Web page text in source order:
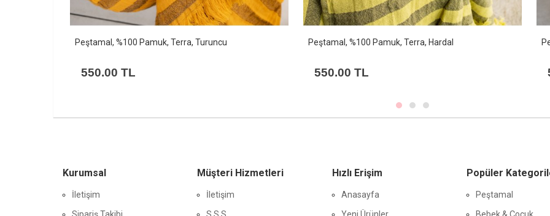
Peştamal, %100 Pamuk, Terra, Hardal
550.00 TL
Peştamal, %100 Pamuk,Terra, Açık Gri
550.00 TL
Kurumsal
İletişim
Müşteri Hizmetleri
İletişim
Hızlı Erişim
Anasayfa
Popüler
Peştamal